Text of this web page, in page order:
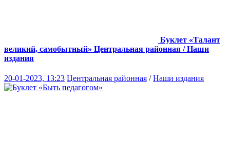
Буклет «Талант
великий, самобытный» Центральная районная / Наши
издания
20-01-2023, 13:23 Центральная районная /Наши издания